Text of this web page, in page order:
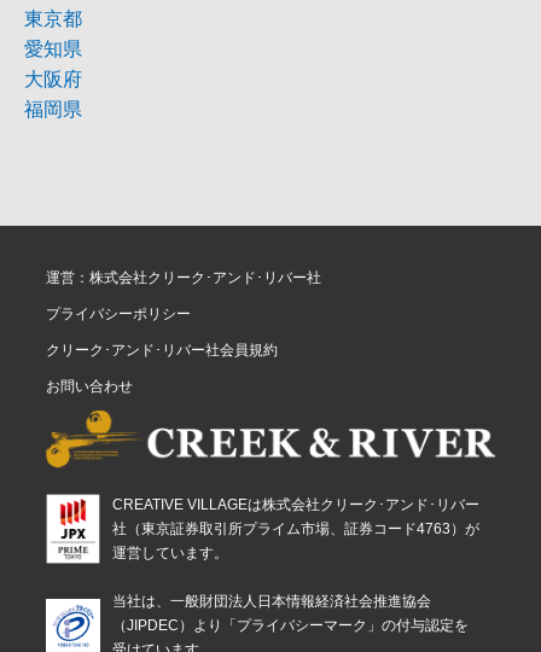
東京都
愛知県
大阪府
福岡県
運営：株式会社クリーク･アンド･リバー社
プライバシーポリシー
クリーク･アンド･リバー社会員規約
お問い合わせ
CREATIVE VILLAGEは株式会社クリーク･アンド･リバー
社（東京証券取引所プライム市場、証券コード4763）が
運営しています。
当社は、一般財団法人日本情報経済社会推進協会
（JIPDEC）より「プライバシーマーク」の付与認定を